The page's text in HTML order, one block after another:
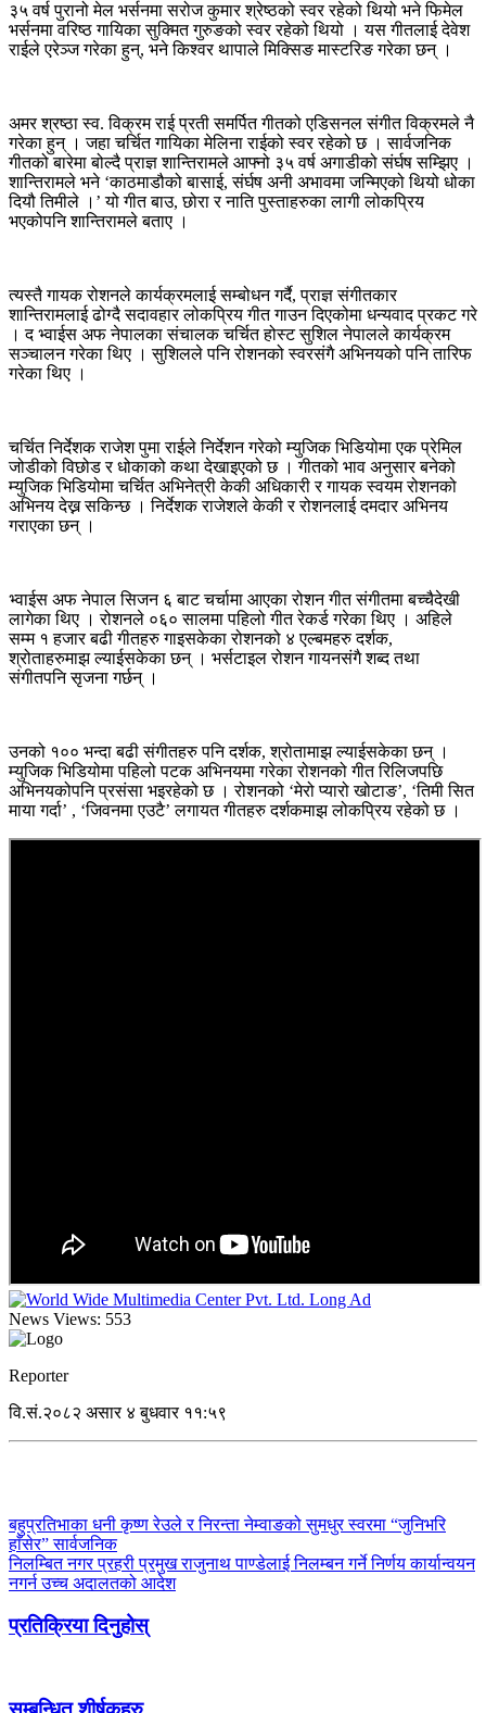
३५ वर्ष पुरानो मेल भर्सनमा सरोज कुमार श्रेष्ठको स्वर रहेको थियो भने फिमेल
भर्सनमा वरिष्ठ गायिका सुक्मित गुरुङको स्वर रहेको थियो । यस गीतलाई देवेश
राईले एरेञ्ज गरेका हुन्, भने किश्वर थापाले मिक्सिङ मास्टरिङ गरेका छन् ।
अमर श्रष्ठा स्व. विक्रम राई प्रती समर्पित गीतको एडिसनल संगीत विक्रमले नै
गरेका हुन् । जहा चर्चित गायिका मेलिना राईको स्वर रहेको छ । सार्वजनिक
गीतको बारेमा बोल्दै प्राज्ञ शान्तिरामले आफ्नो ३५ वर्ष अगाडीको संर्घष सम्झिए ।
शान्तिरामले भने ‘काठमाडौको बासाई, संर्घष अनी अभावमा जन्मिएको थियो धोका
दियौ तिमीले ।’ यो गीत बाउ, छोरा र नाति पुस्ताहरुका लागी लोकप्रिय
भएकोपनि शान्तिरामले बताए ।
त्यस्तै गायक रोशनले कार्यक्रमलाई सम्बोधन गर्दै, प्राज्ञ संगीतकार
शान्तिरामलाई ढोग्दै सदावहार लोकप्रिय गीत गाउन दिएकोमा धन्यवाद प्रकट गरे
। द भ्वाईस अफ नेपालका संचालक चर्चित होस्ट सुशिल नेपालले कार्यक्रम
सञ्चालन गरेका थिए । सुशिलले पनि रोशनको स्वरसंगै अभिनयको पनि तारिफ
गरेका थिए ।
चर्चित निर्देशक राजेश पुमा राईले निर्देशन गरेको म्युजिक भिडियोमा एक प्रेमिल
जोडीको विछोड र धोकाको कथा देखाइएको छ । गीतको भाव अनुसार बनेको
म्युजिक भिडियोमा चर्चित अभिनेत्री केकी अधिकारी र गायक स्वयम रोशनको
अभिनय देख्न सकिन्छ । निर्देशक राजेशले केकी र रोशनलाई दमदार अभिनय
गराएका छन् ।
भ्वाईस अफ नेपाल सिजन ६ बाट चर्चामा आएका रोशन गीत संगीतमा बच्चैदेखी
लागेका थिए । रोशनले ०६० सालमा पहिलो गीत रेकर्ड गरेका थिए । अहिले
सम्म १ हजार बढी गीतहरु गाइसकेका रोशनको ४ एल्बमहरु दर्शक,
श्रोताहरुमाझ ल्याईसकेका छन् । भर्सटाइल रोशन गायनसंगै शब्द तथा
संगीतपनि सृजना गर्छन् ।
उनको १०० भन्दा बढी संगीतहरु पनि दर्शक, श्रोतामाझ ल्याईसकेका छन् ।
म्युजिक भिडियोमा पहिलो पटक अभिनयमा गरेका रोशनको गीत रिलिजपछि
अभिनयकोपनि प्रसंसा भइरहेको छ । रोशनको ‘मेरो प्यारो खोटाङ’, ‘तिमी सित
माया गर्दा’ , ‘जिवनमा एउटै’ लगायत गीतहरु दर्शकमाझ लोकप्रिय रहेको छ ।
News Views: 553
Reporter
वि.सं.२०८२ असार ४ बुधवार ११:५९
बहुप्रतिभाका धनी कृष्ण रेउले र निरन्ता नेम्वाङको सुमधुर स्वरमा “जुनिभरि
हाँसेर” सार्वजनिक
निलम्बित नगर प्रहरी प्रमुख राजुनाथ पाण्डेलाई निलम्बन गर्ने निर्णय कार्यान्वयन
नगर्न उच्च अदालतको आदेश
प्रतिक्रिया दिनुहोस्